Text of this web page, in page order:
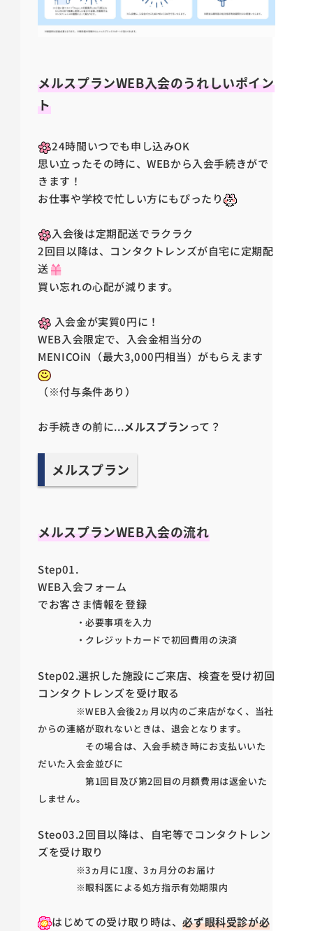
メルスプランWEB入会のうれしいポイン
ト
24時間いつでも申し込みOK
思い立ったその時に、WEBから入会手続きがで
きます！
お仕事や学校で忙しい方にもぴったり
入会後は定期配送でラクラク
2回目以降は、コンタクトレンズが自宅に定期配
送
買い忘れの心配が減ります。
入会金が実質0円に！
WEB入会限定で、入会金相当分の
MENICOiN（最大3,000円相当）がもらえます
（※付与条件あり）
お手続きの前に...メルスプランって？
メルスプラン
メルスプランWEB入会の流れ
Step01.
WEB入会フォーム
でお客さま情報を登録
・必要事項を入力
・クレジットカードで初回費用の決済
Step02.選択した施設にご来店、 検査を受け初回
コンタクトレンズを受け取る
※WEB入会後2ヵ月以内のご来店がなく、当社
からの連絡が取れないときは、退会となります。
その場合は、入会手続き時にお支払いいた
だいた入会金並びに
第1回目及び第2回目の月額費用は返金いた
しません。
Steo03.2回目以降は、
自宅等でコンタクトレン
ズを受け取り
※3ヵ月に1度、3ヵ月分のお届け
※眼科医による処方指示有効期限内
はじめての受け取り時は、必ず眼科受診が必